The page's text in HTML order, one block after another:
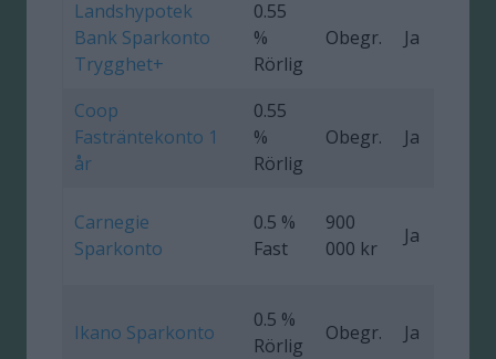
Landshypotek
Bank Sparkonto
Trygghet+
0.55
%
Rörlig
Obegr. Ja
Coop
Fasträntekonto 1
år
0.55
%
Rörlig
Obegr. Ja
Carnegie
Sparkonto
0.5 %
Fast
900
000 kr
Ja
Ikano Sparkonto
0.5 %
Rörlig
Obegr. Ja